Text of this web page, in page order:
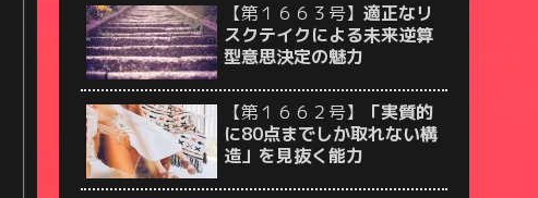
【第１６６３号】 適正なリ
スクテイクによる未来逆算
型意思決定の魅力
【第１６６２号】
「実質的
に80点までしか取れない構
造」を見抜く能力